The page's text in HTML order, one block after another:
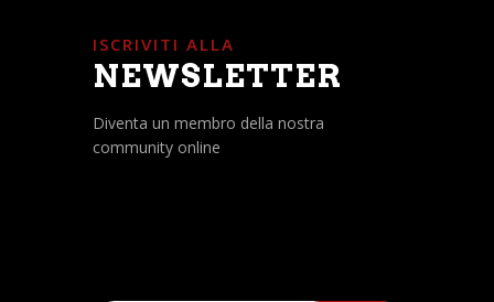
ISCRIVITI ALLA
NEWSLETTER
Diventa un membro della nostra
community online